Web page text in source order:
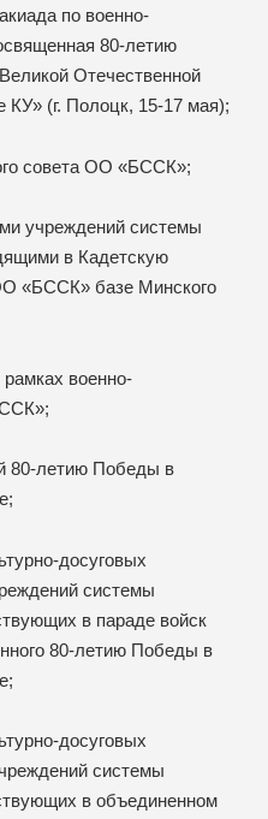
по военно-
80-летию
Отечественной
(г. Полоцк, 15-17 мая);
совета ОО «БССК»;
учреждений системы
в Кадетскую
«БССК» базе Минского
военно-
80-летию Победы в
досуговых
системы
в параде войск
80-летию Победы в
досуговых
системы
в объединенном